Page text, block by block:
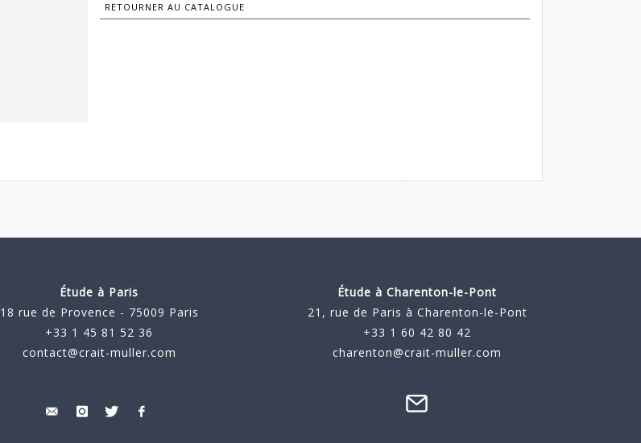
RETOURNER AU CATALOGUE
Étude à Paris
18 rue de Provence - 75009 Paris
+33 1 45 81 52 36
contact@crait-muller.com
Étude àCharenton-le-Pont
21, rue de Paris à Charenton-le-Pont
+33 1 60 42 80 42
charenton@crait-muller.com